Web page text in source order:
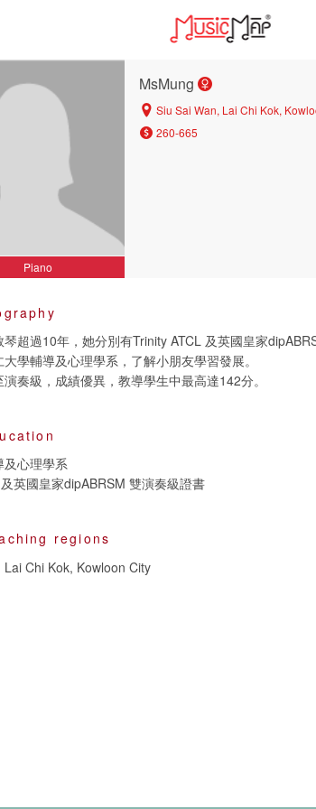
Piano
MsMung
Siu Sai Wan, Lai Chi Kok,
260-665
超過10年，她分別有Trinity ATCL 及英國皇家
學輔導及心理學系，了解小朋友學習發展。
奏級，成績優異，教導學生中最高達142分。
及心理學系
英國皇家dipABRSM 雙演奏級證書
regions
Lai Chi Kok, Kowloon City